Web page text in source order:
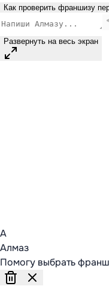
Как проверить франшизу
Развернуть на весь экран
А
Алмаз
Помогу выбрать